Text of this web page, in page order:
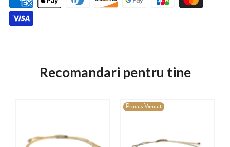
Recomandari pentru tine
Produs Vandut